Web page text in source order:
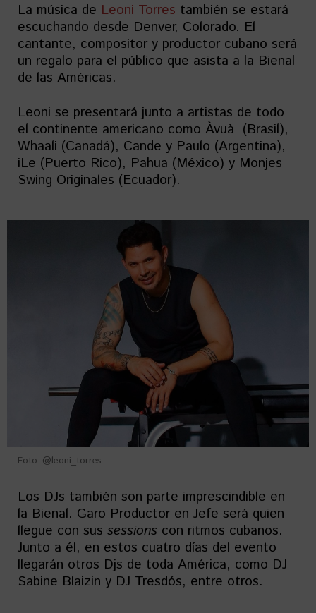
La música de Leoni Torres también se estará
escuchando desde Denver, Colorado. El
cantante, compositor y productor cubano será
un regalo para el público que asista a la Bienal
de las Américas.
Leoni se presentará junto a artistas de todo
el continente americano como Àvuà (Brasil),
Whaali (Canadá), Cande y Paulo (Argentina),
iLe (Puerto Rico), Pahua (México) y Monjes
Swing Originales (Ecuador).
Foto: @leoni_torres
Los DJs también son parte imprescindible en
la Bienal. Garo Productor en Jefe será quien
llegue con sus sessions con ritmos cubanos.
Junto a él, en estos cuatro días del evento
llegarán otros Djs de toda América, como DJ
Sabine Blaizin y DJ Tresdós, entre otros.